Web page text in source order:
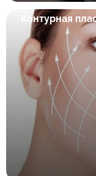
Контурная